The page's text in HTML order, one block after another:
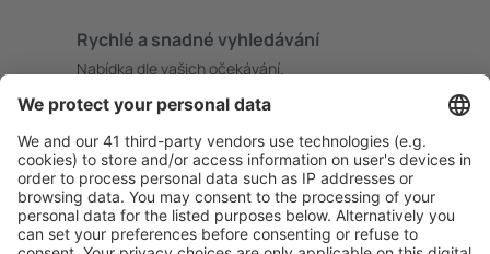
Rychlé a snadné vyhledávání
Nabídka dle vašich očekávání.
Pečlivé plánování
Bezproblémová rezervace s možností bezplatného
zrušení.
S námi ušetříte